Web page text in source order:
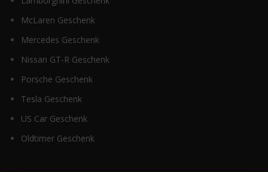
McLaren Geschenk
Mercedes Geschenk
Nissan GT-R Geschenk
Porsche Geschenk
Tesla Geschenk
US Car Geschenk
Oldtimer Geschenk